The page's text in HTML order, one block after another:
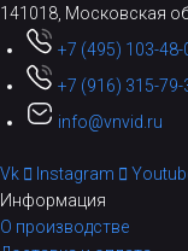
141018, Московская
+7 (495) 103-48-
+7 (916) 315-79-
info@vnvid.ru
Vk Instagram
Информация
О производстве